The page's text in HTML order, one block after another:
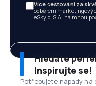
Více cestování za
odběrem
eSky.pl S.A. na mnou
Hledáte
Inspirujte se!
Potřebujete nápady na